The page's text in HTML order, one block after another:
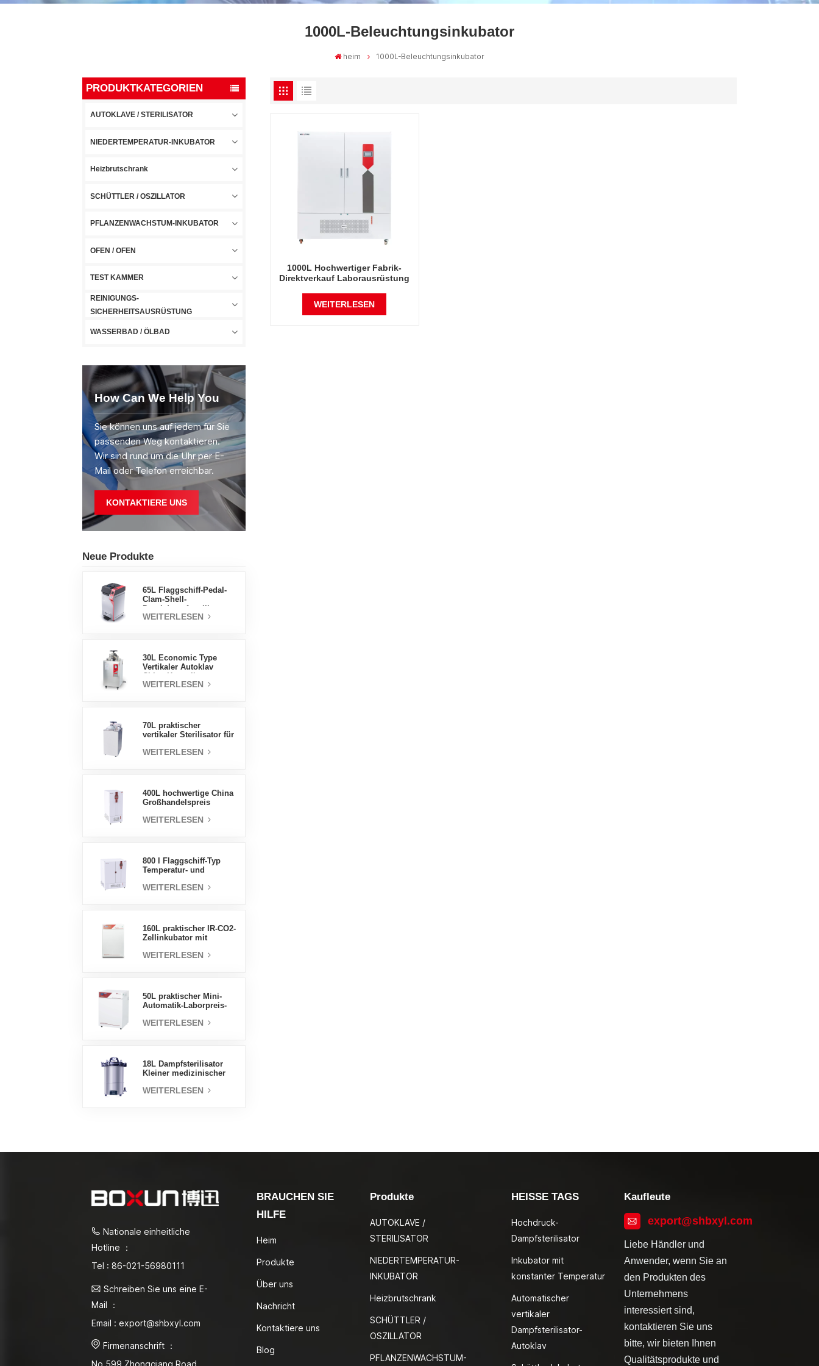
1000L-Beleuchtungsinkubator
heim 1000L-Beleuchtungsinkubator
PRODUKTKATEGORIEN
AUTOKLAVE / STERILISATOR
NIEDERTEMPERATUR-INKUBATOR
Heizbrutschrank
SCHÜTTLER / OSZILLATOR
PFLANZENWACHSTUM-INKUBATOR
OFEN / OFEN
TEST KAMMER
REINIGUNGS-
SICHERHEITSAUSRÜSTUNG
WASSERBAD / ÖLBAD
How Can We Help You
Sie können uns auf jedem für Sie
passenden Weg kontaktieren.
Wir sind rund um die Uhr per E-
Mail oder Telefon erreichbar.
KONTAKTIERE UNS
Neue Produkte
65L Flaggschiff-Pedal-
Clam-Shell-
Fabrik
WEITERLESEN
30L Economic Type
Vertikaler Autoklav
Druckdampfsterilisator
WEITERLESEN
70L praktischer
vertikaler Sterilisator für
Design,
WEITERLESEN
400L hochwertige China
Großhandelspreis
Luftfeuchtigkeit stabile
WEITERLESEN
800 l Flaggschiff-Typ
Temperatur- und
Inkubatorkammer,
WEITERLESEN
160L praktischer IR-CO2-
Zellinkubator mit
professionelle Fabrik-
WEITERLESEN
50L praktischer Mini-
Automatik-Laborpreis-
WEITERLESEN
18L Dampfsterilisator
Kleiner medizinischer
Autoklav
WEITERLESEN
1000L Hochwertiger Fabrik-
Direktverkauf Laborausrüstung
WEITERLESEN
Nationale einheitliche
Hotline ：
Tel : 86-021-56980111
Schreiben Sie uns eine E-
Mail ：
Email : export@shbxyl.com
Firmenanschrift ：
BRAUCHEN SIE
HILFE
Heim
Produkte
Über uns
Nachricht
Kontaktiere uns
Blog
Produkte
AUTOKLAVE /
STERILISATOR
NIEDERTEMPERATUR-
INKUBATOR
Heizbrutschrank
SCHÜTTLER /
OSZILLATOR
PFLANZENWACHSTUM-
HEISSE TAGS
Hochdruck-
Dampfsterilisator
Inkubator mit
konstanter Temperatur
Automatischer
vertikaler
Dampfsterilisator-
Autoklav
Kaufleute
export@shbxyl.com
Liebe Händler und
Anwender, wenn Sie an
den Produkten des
Unternehmens
interessiert sind,
kontaktieren Sie uns
bitte, wir bieten Ihnen
Qualitätsprodukte und